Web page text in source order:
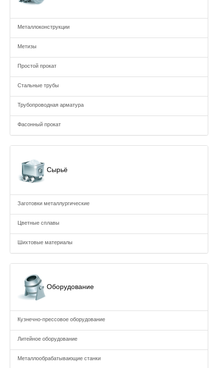
Металлоконструкции
Метизы
Простой прокат
Стальные трубы
Трубопроводная арматура
Фасонный прокат
Сырьё
Заготовки металлургические
Цветные сплавы
Шихтовые материалы
Оборудование
Кузнечно-прессовое оборудование
Литейное оборудование
Металлообрабатывающие станки